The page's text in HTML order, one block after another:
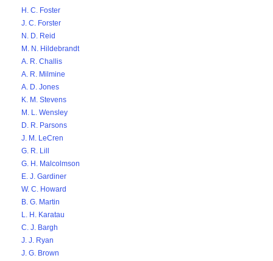
H. C. Foster
J. C. Forster
N. D. Reid
M. N. Hildebrandt
A. R. Challis
A. R. Milmine
A. D. Jones
K. M. Stevens
M. L. Wensley
D. R. Parsons
J. M. LeCren
G. R. Lill
G. H. Malcolmson
E. J. Gardiner
W. C. Howard
B. G. Martin
L. H. Karatau
C. J. Bargh
J. J. Ryan
J. G. Brown